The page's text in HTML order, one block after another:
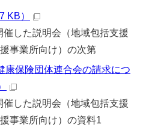
KB）
した説明会（地域包括支援
事業所向け）の次第
康保険団体連合会の請求につ
した説明会（地域包括支援
事業所向け）の資料1